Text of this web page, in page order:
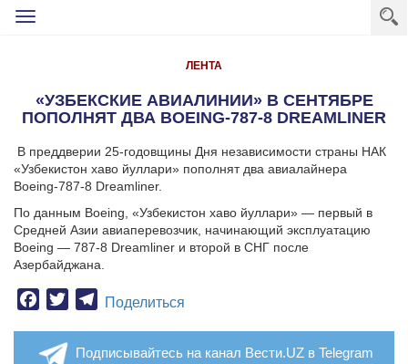
Toggle
ЛЕНТА
«УЗБЕКСКИЕ АВИАЛИНИИ» В СЕНТЯБРЕ
ПОПОЛНЯТ ДВА BOEING-787-8 DREAMLINER
В преддверии 25-годовщины Дня независимости страны НАК
«Узбекистон хаво йуллари» пополнят два авиалайнера
Boeing-787-8 Dreamliner.
По данным Boeing, «Узбекистон хаво йуллари» — первый в
Средней Азии авиаперевозчик, начинающий эксплуатацию
Boeing — 787-8 Dreamliner и второй в СНГ после
Азербайджана.
Facebook
TwitterTelegram
Поделиться
Подписывайтесь на канал Вести.UZ в Telegram